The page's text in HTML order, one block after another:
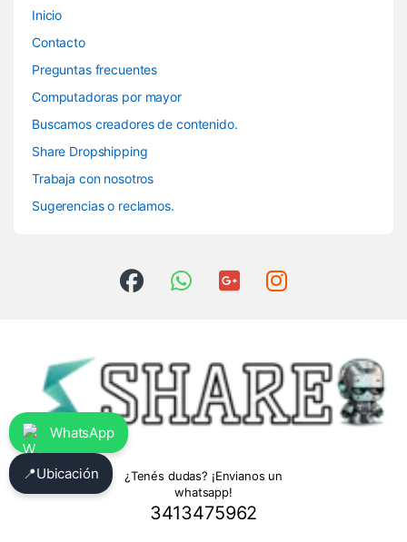
Inicio
Contacto
Preguntas frecuentes
Computadoras por mayor
Buscamos creadores de contenido.
Share Dropshipping
Trabaja con nosotros
Sugerencias o reclamos.
¿Tenés dudas? ¡Envianos un
whatsapp!
3413475962
WhatsApp
📍Ubicación